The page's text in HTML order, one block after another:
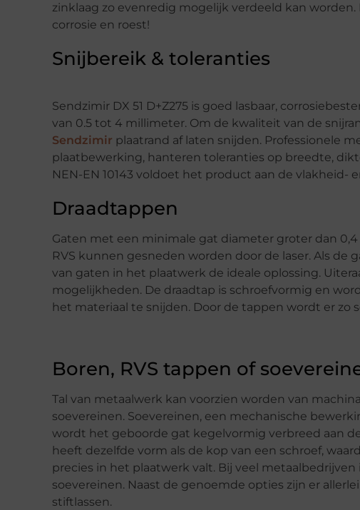
zinklaag zo evenredig mogelijk verdeeld kan
corrosie en roest!
Snijbereik & toleranties
Sendzimir DX 51 D+Z275 is goed lasbaar,
van 0.5 tot 4 millimeter. Om de kwaliteit van de
Sendzimir plaatrand af laten snijden. Professionele
plaatbewerking, hanteren toleranties op breedte,
NEN-EN 10143 voldoet het product aan de vlakheid-
Draadtappen
Gaten met een minimale gat diameter groter dan
RVS kunnen gesneden worden door de laser. Als
van gaten in het plaatwerk de ideale oplossing.
mogelijkheden. De draadtap is schroefvormig en
het materiaal te snijden. Door de tappen wordt er zo
Boren, RVS tappen of
Tal van metaalwerk kan voorzien worden van
soevereinen. Soevereinen, een mechanische
wordt het geboorde gat kegelvormig verbreed aan
heeft dezelfde vorm als de kop van een schroef,
precies in het plaatwerk valt. Bij veel
soevereinen. Naast de genoemde opties zijn er
stiftlassen.